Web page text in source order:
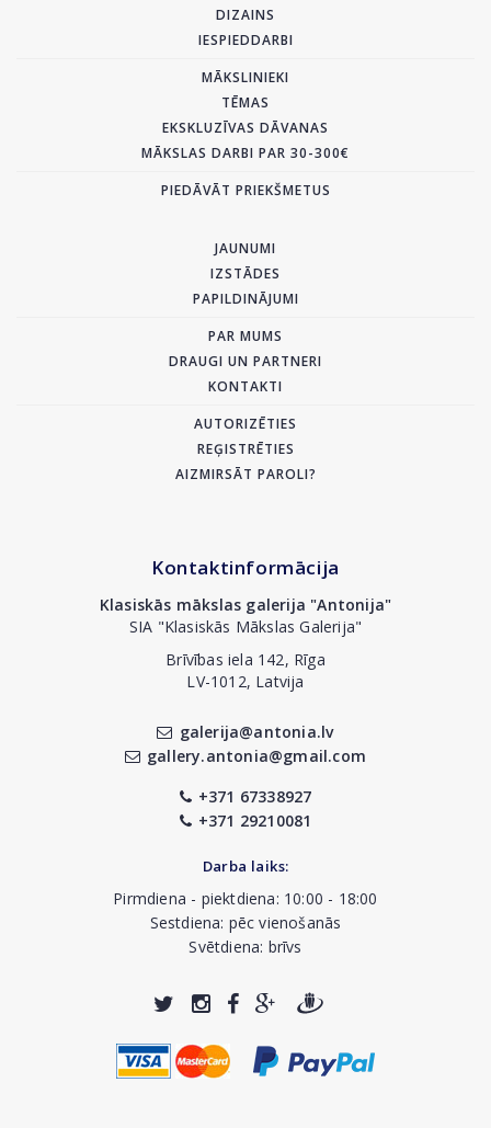
DIZAINS
IESPIEDDARBI
MĀKSLINIEKI
TĒMAS
EKSKLUZĪVAS DĀVANAS
MĀKSLAS DARBI PAR 30-300€
PIEDĀVĀT PRIEKŠMETUS
JAUNUMI
IZSTĀDES
PAPILDINĀJUMI
PAR MUMS
DRAUGI UN PARTNERI
KONTAKTI
AUTORIZĒTIES
REĢISTRĒTIES
AIZMIRSĀT PAROLI?
Kontaktinformācija
Klasiskās mākslas galerija "Antonija"
SIA "Klasiskās Mākslas Galerija"
Brīvības iela 142, Rīga
LV-1012, Latvija
galerija@antonia.lv
gallery.antonia@gmail.com
+371 67338927
+371 29210081
Darba laiks:
Pirmdiena - piektdiena: 10:00 - 18:00
Sestdiena: pēc vienošanās
Svētdiena: brīvs